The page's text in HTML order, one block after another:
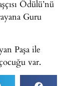
Ödülü’nü
Guru
Paşa ile
var.